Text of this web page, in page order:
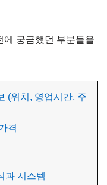
에 궁금했던 부분들을
(위치, 영업시간, 주
격
과 시스템